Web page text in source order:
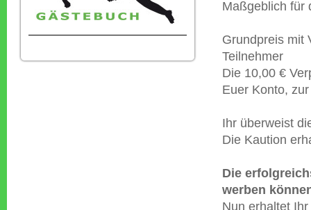
Maßgeblich für
Grundpreis mit
Teilnehmer
Die 10,00 €
Euer Konto,
Ihr überweist
Die Kaution
Die
werben
Nun erhaltet